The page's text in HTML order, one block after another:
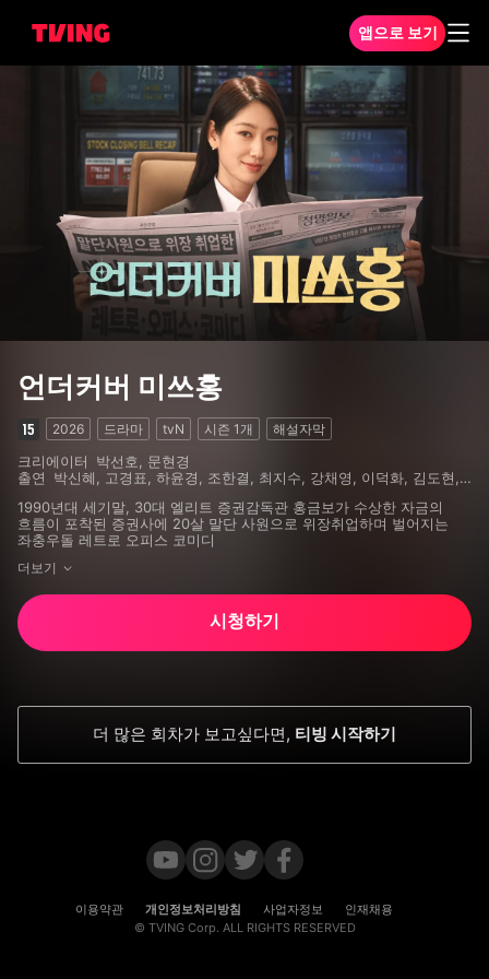
앱으로 보기
언더커버 미쓰홍 1화
언더커버 미쓰홍
2026 드라마 tvN 시즌 1 개 해설자막
크리에이터
박선호, 문현경
출연
박신혜, 고경표, 하윤경, 조한결, 최지수, 강채영, 이덕화, 김도현,
1990년대 세기말, 30대 엘리트 증권감독관 홍금보가 수상한 자금의
흐름이 포착된 증권사에 20살 말단 사원으로 위장취업하며 벌어지는
좌충우돌 레트로 오피스 코미디
더보기
시청하기
더 많은 회차가 보고싶다면, 티빙 시작하기
이용약관 개인정보처리방침 사업자정보
인재채용
© TVING Corp. ALL RIGHTS RESERVED